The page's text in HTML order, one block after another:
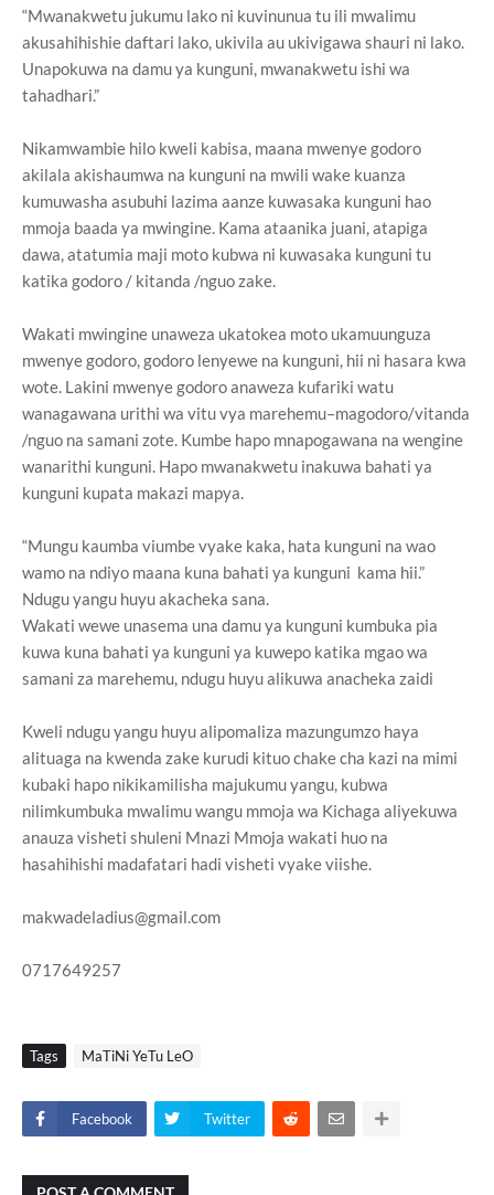
“Mwanakwetu jukumu lako ni kuvinunua tu ili mwalimu
akusahihishie daftari lako, ukivila au ukivigawa shauri ni lako.
Unapokuwa na damu ya kunguni, mwanakwetu ishi wa
tahadhari.”
Nikamwambie hilo kweli kabisa, maana mwenye godoro
akilala akishaumwa na kunguni na mwili wake kuanza
kumuwasha asubuhi lazima aanze kuwasaka kunguni hao
mmoja baada ya mwingine. Kama ataanika juani, atapiga
dawa, atatumia maji moto kubwa ni kuwasaka kunguni tu
katika godoro / kitanda /nguo zake.
Wakati mwingine unaweza ukatokea moto ukamuunguza
mwenye godoro, godoro lenyewe na kunguni, hii ni hasara kwa
wote. Lakini mwenye godoro anaweza kufariki watu
wanagawana urithi wa vitu vya marehemu–magodoro/vitanda
/nguo na samani zote. Kumbe hapo mnapogawana na wengine
wanarithi kunguni. Hapo mwanakwetu inakuwa bahati ya
kunguni kupata makazi mapya.
“Mungu kaumba viumbe vyake kaka, hata kunguni na wao
wamo na ndiyo maana kuna bahati ya kunguni kama hii.”
Ndugu yangu huyu akacheka sana.
Wakati wewe unasema una damu ya kunguni kumbuka pia
kuwa kuna bahati ya kunguni ya kuwepo katika mgao wa
samani za marehemu, ndugu huyu alikuwa anacheka zaidi
Kweli ndugu yangu huyu alipomaliza mazungumzo haya
alituaga na kwenda zake kurudi kituo chake cha kazi na mimi
kubaki hapo nikikamilisha majukumu yangu, kubwa
nilimkumbuka mwalimu wangu mmoja wa Kichaga aliyekuwa
anauza visheti shuleni Mnazi Mmoja wakati huo na
hasahihishi madafatari hadi visheti vyake viishe.
makwadeladius@gmail.com
0717649257
Tags MaTiNi YeTu LeO
Facebook Twitter